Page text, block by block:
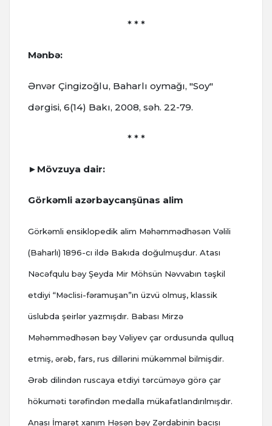
* * *
Mənbə:
Ənvər Çingizoğlu, Baharlı oymağı, "Soy"
dərgisi, 6(14) Bakı, 2008, səh. 22-79.
* * *
►Mövzuya dair:
Görkəmli azərbaycanşünas alim
Görkəmli ensiklopedik alim Məhəmmədhəsən Vəlili
(Baharlı) 1896-cı ildə Bakıda doğulmuşdur. Atası
Nəcəfqulu bəy Şeyda Mir Möhsün Nəvvabın təşkil
etdiyi “Məclisi-fəramuşan”ın üzvü olmuş, klassik
üslubda şeirlər yazmışdır. Babası Mirzə
Məhəmmədhəsən bəy Vəliyev çar ordusunda qulluq
etmiş, ərəb, fars, rus dillərini mükəmməl bilmişdir.
Ərəb dilindən ruscaya etdiyi tərcüməyə görə çar
hökuməti tərəfindən medalla mükafatlandırılmışdır.
Anası İmarət xanım Həsən bəy Zərdabinin bacısı